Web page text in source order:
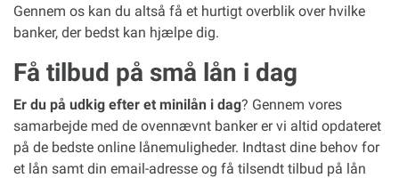
Gennem os kan du altså få et hurtigt overblik over hvilke
banker, der bedst kan hjælpe dig.
Få tilbud på små lån i dag
Er du på udkig efter et minilån i dag? Gennem vores
samarbejde med de ovennævnt banker er vi altid opdateret
på de bedste online lånemuligheder. Indtast dine behov for
et lån samt din email-adresse og få tilsendt tilbud på lån